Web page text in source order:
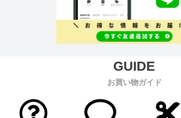
お買い物ガイド